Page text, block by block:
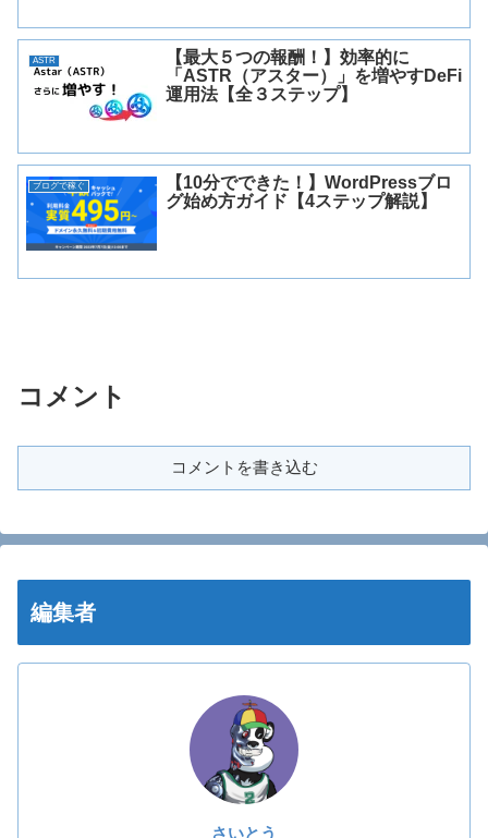
ASTR
【最大５つの報酬！】効率的に
「ASTR（アスター）」を増やすDeFi
運用法【全３ステップ】
ブログで稼ぐ
【10分でできた！】WordPressブロ
グ始め方ガイド【4ステップ解説】
コメント
コメントを書き込む
編集者
さいとう